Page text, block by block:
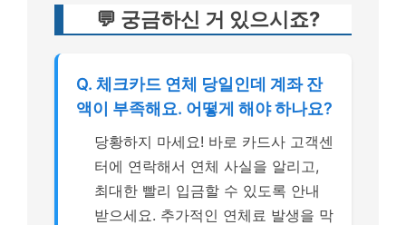
💬 궁금하신 거 있으시죠?
Q. 체크카드 연체 당일인데 계좌 잔
액이 부족해요. 어떻게 해야 하나요?
당황하지 마세요! 바로 카드사 고객센
터에 연락해서 연체 사실을 알리고,
최대한 빨리 입금할 수 있도록 안내
받으세요. 추가적인 연체료 발생을 막